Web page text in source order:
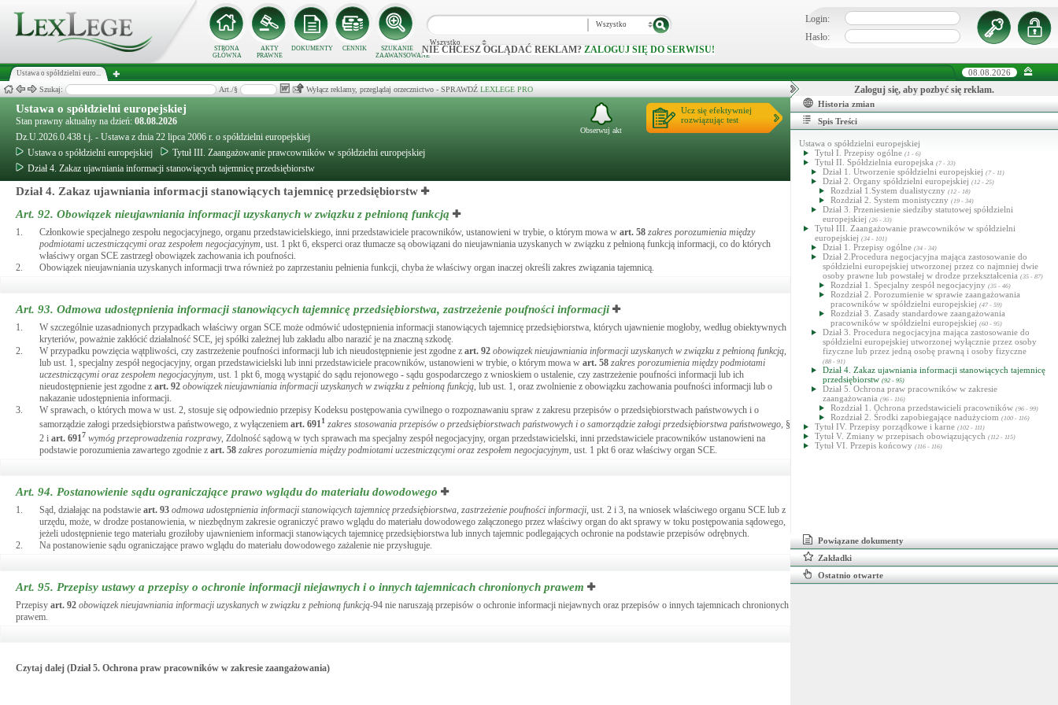
STRONA
GŁÓWNA
AKTY
PRAWNE
DOKUMENTY CENNIK
SZUKANIE
ZAAWANSOWANE
Wszystko
Wszystko
NIE CHCESZ OGLĄDAĆ REKLAM? ZALOGUJ SIĘ DO SERWISU!
Login:
Hasło:
Ustawa o spółdzielni euro... 08.08.2026
Szukaj: Art./§ Wyłącz reklamy, przeglądaj orzecznictwo - SPRAWDŹ LEXLEGE PRO
Ustawa o spółdzielni europejskiej
Stan prawny aktualny na dzień: 08.08.2026
Dz.U.2026.0.438 t.j. - Ustawa z dnia 22 lipca 2006 r. o spółdzielni europejskiej
Ustawa o spółdzielni europejskiej
Tytuł III. Zaangażowanie prawcowników w spółdzielni europejskiej
Dział 4. Zakaz ujawniania informacji stanowiących tajemnicę przedsiębiorstw
Ucz się efektywniej
rozwiązując test
Obserwuj akt
Dział 4. Zakaz ujawniania informacji stanowiących tajemnicę przedsiębiorstw
Art. 92. Obowiązek nieujawniania informacji uzyskanych w związku z pełnioną funkcją
1. Członkowie specjalnego zespołu negocjacyjnego, organu przedstawicielskiego, inni przedstawiciele pracowników, ustanowieni w trybie, o którym mowa w art. 58 zakres porozumienia między
podmiotami uczestniczącymi oraz zespołem negocjacyjnym, ust. 1 pkt 6, eksperci oraz tłumacze są obowiązani do nieujawniania uzyskanych w związku z pełnioną funkcją informacji, co do których
właściwy organ SCE zastrzegł obowiązek zachowania ich poufności.
2.
Obowiązek nieujawniania uzyskanych informacji trwa również po zaprzestaniu pełnienia funkcji, chyba że właściwy organ inaczej określi zakres związania tajemnicą.
Art. 93. Odmowa udostępnienia informacji stanowiących tajemnicę przedsiębiorstwa, zastrzeżenie poufności informacji
1.
W szczególnie uzasadnionych przypadkach właściwy organ SCE może odmówić udostępnienia informacji stanowiących tajemnicę przedsiębiorstwa, których ujawnienie mogłoby, według obiektywnych
kryteriów, poważnie zakłócić działalność SCE, jej spółki zależnej lub zakładu albo narazić je na znaczną szkodę.
2.
W przypadku powzięcia wątpliwości, czy zastrzeżenie poufności informacji lub ich nieudostępnienie jest zgodne z art. 92 obowiązek nieujawniania informacji uzyskanych w związku z pełnioną funkcją,
lub ust. 1, specjalny zespół negocjacyjny, organ przedstawicielski lub inni przedstawiciele pracowników, ustanowieni w trybie, o którym mowa w art. 58 zakres porozumienia między podmiotami
uczestniczącymi oraz zespołem negocjacyjnym, ust. 1 pkt 6, mogą wystąpić do sądu rejonowego - sądu gospodarczego z wnioskiem o ustalenie, czy zastrzeżenie poufności informacji lub ich
nieudostępnienie jest zgodne z art. 92 obowiązek nieujawniania informacji uzyskanych w związku z pełnioną funkcją, lub ust. 1, oraz zwolnienie z obowiązku zachowania poufności informacji lub o
nakazanie udostępnienia informacji.
3.
W sprawach, o których mowa w ust. 2, stosuje się odpowiednio przepisy Kodeksu postępowania cywilnego o rozpoznawaniu spraw z zakresu przepisów o przedsiębiorstwach państwowych i o
samorządzie załogi przedsiębiorstwa państwowego, z wyłączeniem art. 6911 zakres stosowania przepisów o przedsiębiorstwach państwowych i o samorządzie załogi przedsiębiorstwa państwowego, §
2 i art. 6917 wymóg przeprowadzenia rozprawy, Zdolność sądową w tych sprawach ma specjalny zespół negocjacyjny, organ przedstawicielski, inni przedstawiciele pracowników ustanowieni na
podstawie porozumienia zawartego zgodnie z art. 58 zakres porozumienia między podmiotami uczestniczącymi oraz zespołem negocjacyjnym, ust. 1 pkt 6 oraz właściwy organ SCE.
Art. 94. Postanowienie sądu ograniczające prawo wglądu do materiału dowodowego
1. Sąd, działając na podstawie art. 93 odmowa udostępnienia informacji stanowiących tajemnicę przedsiębiorstwa, zastrzeżenie poufności informacji, ust. 2 i 3, na wniosek właściwego organu SCE lub z
urzędu, może, w drodze postanowienia, w niezbędnym zakresie ograniczyć prawo wglądu do materiału dowodowego załączonego przez właściwy organ do akt sprawy w toku postępowania sądowego,
jeżeli udostępnienie tego materiału groziłoby ujawnieniem informacji stanowiących tajemnicę przedsiębiorstwa lub innych tajemnic podlegających ochronie na podstawie przepisów odrębnych.
2.
Na postanowienie sądu ograniczające prawo wglądu do materiału dowodowego zażalenie nie przysługuje.
Art. 95. Przepisy ustawy a przepisy o ochronie informacji niejawnych i o innych tajemnicach chronionych prawem
Przepisy art. 92 obowiązek nieujawniania informacji uzyskanych w związku z pełnioną funkcją-94 nie naruszają przepisów o ochronie informacji niejawnych oraz przepisów o innych tajemnicach chronionych
prawem.
Czytaj dalej (Dział 5. Ochrona praw pracowników w zakresie zaangażowania)
Zaloguj się, aby pozbyć się reklam.
Historia zmian
Spis Treści
Ustawa o spółdzielni europejskiej
Tytuł I. Przepisy ogólne (1 - 6)
Tytuł II. Spółdzielnia europejska (7 - 33)
Dział 1. Utworzenie spółdzielni europejskiej (7 - 11)
Dział 2. Organy spółdzielni europejskiej (12 - 25)
Rozdział 1.System dualistyczny (12 - 18)
Rozdział 2. System monistyczny (19 - 34)
Dział 3. Przeniesienie siedziby statutowej spółdzielni
europejskiej (26 - 33)
Tytuł III. Zaangażowanie prawcowników w spółdzielni
europejskiej (34 - 101)
Dział 1. Przepisy ogólne (34 - 34)
Dział 2.Procedura negocjacyjna mająca zastosowanie do
spółdzielni europejskiej utworzonej przez co najmniej dwie
osoby prawne lub powstałej w drodze przekształcenia (35 - 87)
Rozdział 1. Specjalny zespół negocjacyjny (35 - 46)
Rozdział 2. Porozumienie w sprawie zaangażowania
pracowników w spółdzielni europejskiej (47 - 59)
Rozdział 3. Zasady standardowe zaangażowania
pracowników w spółdzielni europejskiej (60 - 95)
Dział 3. Procedura negocjacyjna mająca zastosowanie do
spółdzielni europejskiej utworzonej wyłącznie przez osoby
fizyczne lub przez jedną osobę prawną i osoby fizyczne
(88 - 91)
Dział 4. Zakaz ujawniania informacji stanowiących tajemnicę
przedsiębiorstw (92 - 95)
Dział 5. Ochrona praw pracowników w zakresie
zaangażowania (96 - 116)
Rozdział 1. Ochrona przedstawicieli pracowników (96 - 99)
Rozdział 2. Środki zapobiegające nadużyciom (100 - 116)
Tytuł IV. Przepisy porządkowe i karne (102 - 111)
Tytuł V. Zmiany w przepisach obowiązujących (112 - 115)
Tytuł VI. Przepis końcowy (116 - 116)
Powiązane dokumenty
Zakładki
Ostatnio otwarte